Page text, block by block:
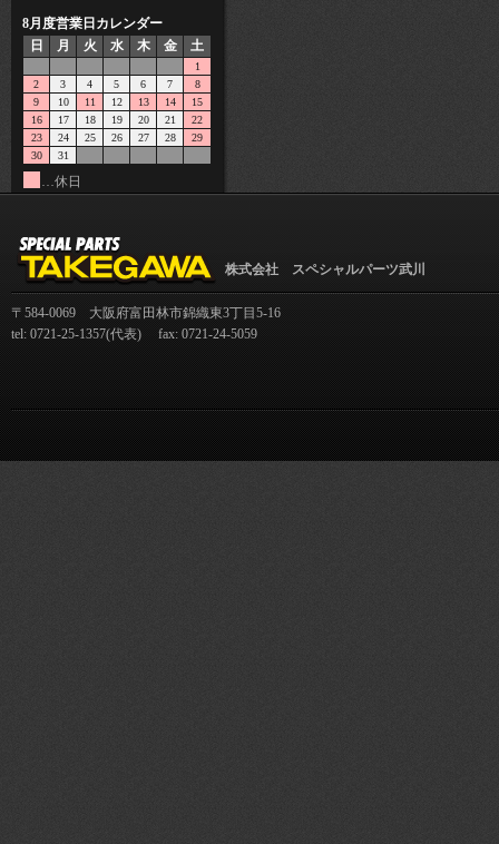
8月度営業日カレンダー
日
月 火 水 木 金 土
1
2
3 4 5 6 7
8
9
10 11 12 13 14
15
16
17 18 19 20 21
22
23
24 25 26 27 28
29
30
31
…休日
株式会社 スペシャルパーツ武川
〒584-0069 大阪府富田林市錦織東3丁目5-16
tel: 0721-25-1357(代表) fax: 0721-24-5059